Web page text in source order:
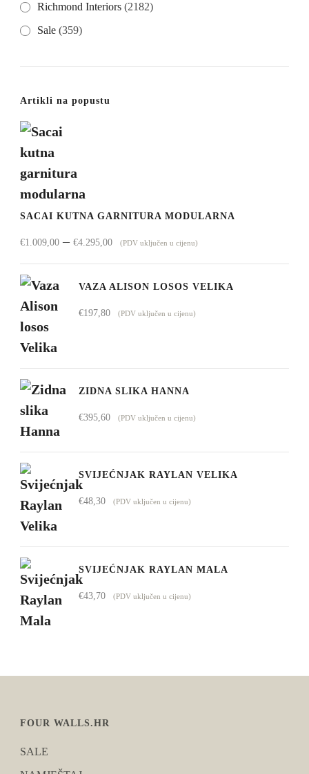
Richmond Interiors (2182)
Sale (359)
Artikli na popustu
SACAI KUTNA GARNITURA MODULARNA
€1.009,00 – €4.295,00Raspon
cijena:
od
(PDV uključen u cijenu)
VAZA ALISON LOSOS VELIKA
€197,80 (PDV uključen u cijenu)
ZIDNA SLIKA HANNA
€395,60 (PDV uključen u cijenu)
SVIJEĆNJAK RAYLAN VELIKA
€48,30 (PDV uključen u cijenu)
SVIJEĆNJAK RAYLAN MALA
€43,70 (PDV uključen u cijenu)
FOUR WALLS.HR
SALE